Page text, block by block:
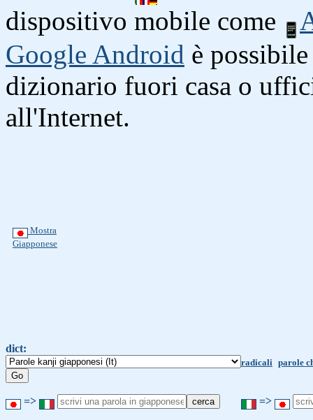
dispositivo mobile come
Google Android è
dizionario fuori casa o
all'Internet.
Mostra
Giapponese
dict:
radicali parole
=> =>